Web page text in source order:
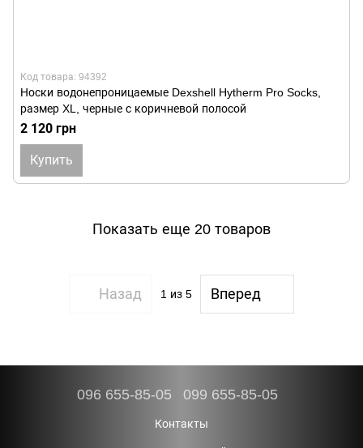
Код товара: 94392
Носки водонепроницаемые Dexshell Hytherm Pro Socks,
размер XL, черные с коричневой полосой
2 120 грн
Купить
Показать еще 20 товаров
Назад 1 из 5 Вперед
096 655-85-05 099 655-85-05
Контакты